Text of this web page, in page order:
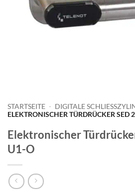
STARTSEITE - DIGITALE
ELEKTRONISCHER TÜRDRÜCKER SED
Elektronischer
U1-O